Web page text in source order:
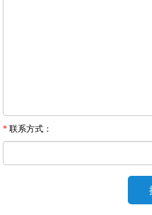
* 联系方式：